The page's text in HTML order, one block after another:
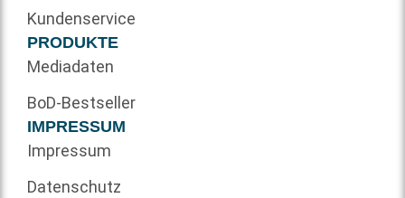
Kundenservice
PRODUKTE
Mediadaten
BoD-Bestseller
IMPRESSUM
Impressum
Datenschutz